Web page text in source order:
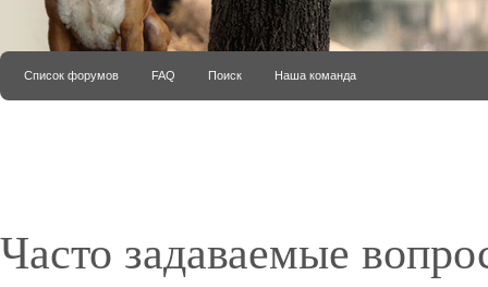
Список форумов FAQ Поиск Наша команда
Часто задаваемые